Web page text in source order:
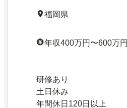
福岡県
年収400万円〜600万円
研修あり
土日休み
年間休日120日以上